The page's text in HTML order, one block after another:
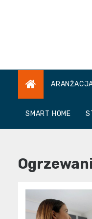
SMART HOME